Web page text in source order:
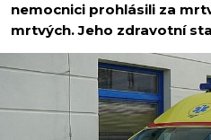
nemocnici prohlásili za
mrtvých. Jeho zdravotní